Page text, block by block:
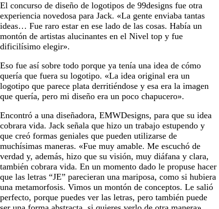
El concurso de diseño de logotipos de 99designs fue otra
experiencia novedosa para Jack. «La gente enviaba tantas
ideas… Fue raro estar en ese lado de las cosas. Había un
montón de artistas alucinantes en el Nivel top y fue
dificilísimo elegir».
Eso fue así sobre todo porque ya tenía una idea de cómo
quería que fuera su logotipo. «La idea original era un
logotipo que parece plata derritiéndose y esa era la imagen
que quería, pero mi diseño era un poco chapucero».
Encontró a una diseñadora, EMWDesigns, para que su idea
cobrara vida. Jack señala que hizo un trabajo estupendo y
que creó formas geniales que pueden utilizarse de
muchísimas maneras. «Fue muy amable. Me escuchó de
verdad y, además, hizo que su visión, muy diáfana y clara,
también cobrara vida. En un momento dado le propuse hacer
que las letras “JE” parecieran una mariposa, como si hubiera
una metamorfosis. Vimos un montón de conceptos. Le salió
perfecto, porque puedes ver las letras, pero también puede